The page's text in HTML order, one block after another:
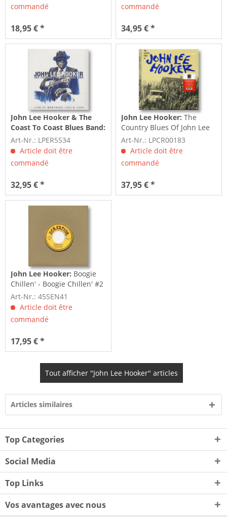
commandé
18,95 € *
commandé
34,95 € *
John Lee Hooker & The
Coast To Coast Blues Band:
Live At Montreux 1983 &
1990 (2-LP, 180g Vinyl)
Art-Nr.: LPER5534
Article doit être
commandé
32,95 € *
John Lee Hooker:The
Country Blues Of John Lee
Hooker (LP, 180g...
Art-Nr.: LPCR00183
Article doit être
commandé
37,95 € *
John Lee Hooker: Boogie
Chillen' - Boogie Chillen' #2
(7inch,...
Art-Nr.: 45SEN41
Article doit être
commandé
17,95 € *
Tout afficher "John Lee Hooker" articles
Articles similaires
Top Categories
Social Media
Top Links
Vos avantages avec nous